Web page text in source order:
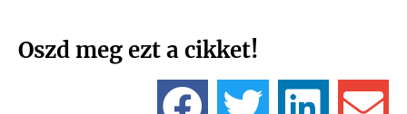
Oszd meg ezt a cikket!